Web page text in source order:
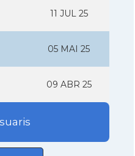
11 JUL 25
05 MAI 25
09 ABR 25